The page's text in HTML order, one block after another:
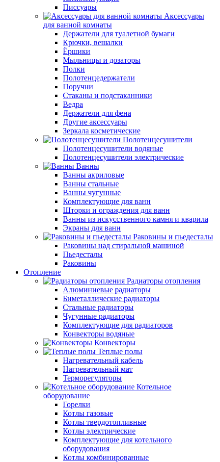
Писсуары
Аксессуары
для ванной комнаты
Держатели для туалетной бумаги
Крючки, вешалки
Ёршики
Мыльницы и дозаторы
Полки
Полотенцедержатели
Поручни
Стаканы и подстаканники
Ведра
Держатели для фена
Другие аксессуары
Зеркала косметические
Полотенцесушители
Полотенцесушители водяные
Полотенцесушители электрические
Ванны
Ванны акриловые
Ванны стальные
Ванны чугунные
Комплектующие для ванн
Шторки и ограждения для ванн
Ванны из искусственного камня и кварила
Экраны для ванн
Раковины и пьедесталы
Раковины над стиральной машиной
Пьедесталы
Раковины
Отопление
Радиаторы отопления
Алюминиевые радиаторы
Биметаллические радиаторы
Стальные радиаторы
Чугунные радиаторы
Комплектующие для радиаторов
Конвекторы водяные
Конвекторы
Теплые полы
Нагревательный кабель
Нагревательный мат
Терморегуляторы
Котельное
оборудование
Горелки
Котлы газовые
Котлы твердотопливные
Котлы электрические
Комплектующие для котельного
оборудования
Котлы комбинированные